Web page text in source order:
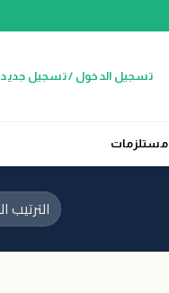
تسجيل الدخول / تسجيل جديد
مستلزمات